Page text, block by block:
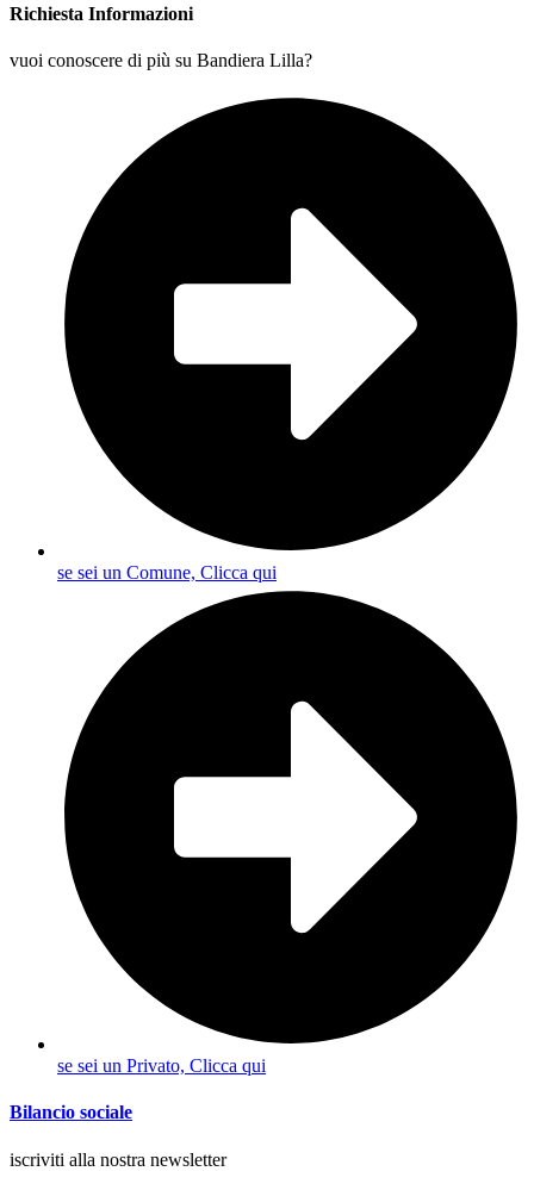
Richiesta Informazioni
vuoi conoscere di più su Bandiera Lilla?
se sei un Comune, Clicca qui
se sei un Privato, Clicca qui
Bilancio sociale
iscriviti alla nostra newsletter